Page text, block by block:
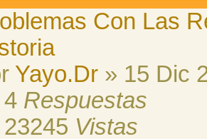
Con Las
Yayo.Dr » 15 Dic
4 Respuestas
23245 Vistas